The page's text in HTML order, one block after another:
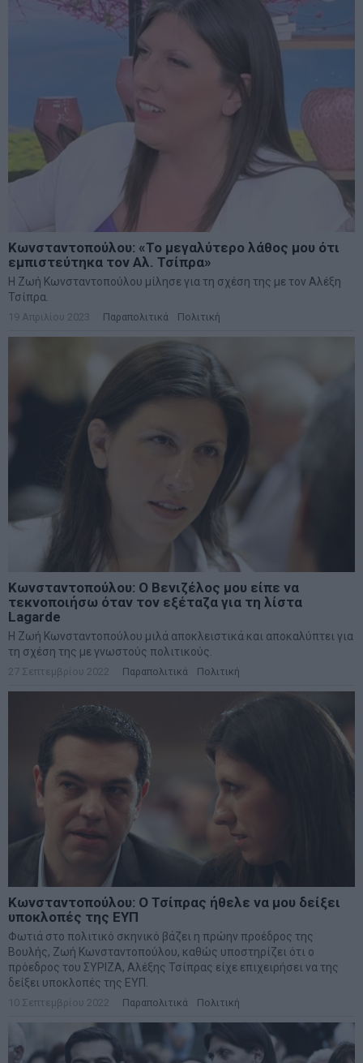
Κωνσταντοπούλου: «Το μεγαλύτερο λάθος μου ότι
εμπιστεύτηκα τον Αλ. Τσίπρα»
Η Ζωή Κωνσταντοπούλου μίλησε για τη σχέση της με τον Αλέξη
Τσίπρα.
19 Απριλίου 2023 Παραπολιτικά Πολιτική
Κωνσταντοπούλου: Ο Βενιζέλος μου είπε να
τεκνοποιήσω όταν τον εξέταζα για τη λίστα
Lagarde
Η Ζωή Κωνσταντοπούλου μιλά αποκλειστικά και αποκαλύπτει για
τη σχέση της με γνωστούς πολιτικούς.
27 Σεπτεμβρίου 2022 Παραπολιτικά Πολιτική
Κωνσταντοπούλου: Ο Τσίπρας ήθελε να μου δείξει
υποκλοπές της ΕΥΠ
Φωτιά στο πολιτικό σκηνικό βάζει η πρώην προέδρος της
Βουλής, Ζωή Κωνσταντοπούλου, καθώς υποστηρίζει ότι ο
πρόεδρος του ΣΥΡΙΖΑ, Αλέξης Τσίπρας είχε επιχειρήσει να της
δείξει υποκλοπές της ΕΥΠ.
10 Σεπτεμβρίου 2022 Παραπολιτικά Πολιτική